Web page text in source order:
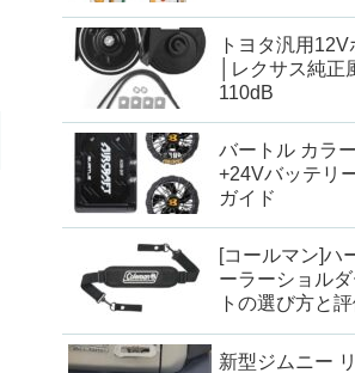
トヨタ汎用12V
│レクサス純正
110dB
バートル カラ
+24Vバッテリ
ガイド
[コールマン]ハ
ーラーショル
トの選び方と
新型ジムニー